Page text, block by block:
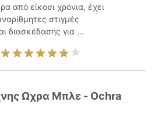
από είκοσι χρόνια, έχει
στιγμές
διασκέδασης για ...
Ωχρα Μπλε - Ochra